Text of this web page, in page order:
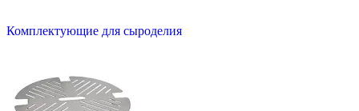
Комплектующие для сыроделия